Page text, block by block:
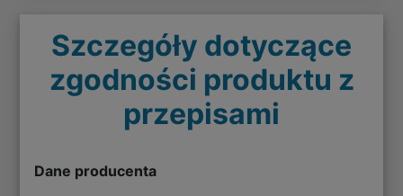
Szczegóły dotyczące
zgodności produktu z
przepisami
Dane producenta